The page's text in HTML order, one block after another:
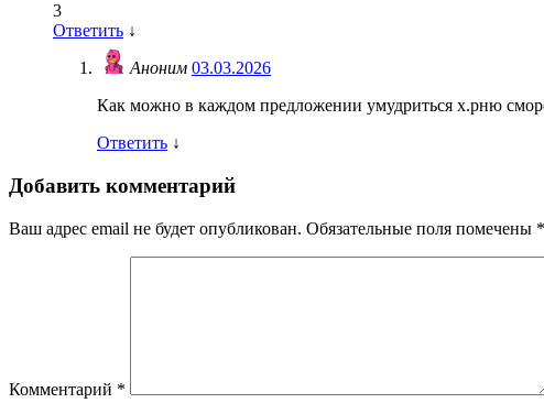
3
Ответить ↓
Аноним 03.03.2026
Как можно в каждом предложении умудриться х.рню
Ответить ↓
Добавить комментарий
Ваш адрес email не будет опубликован. Обязательные поля помечены *
Комментарий *